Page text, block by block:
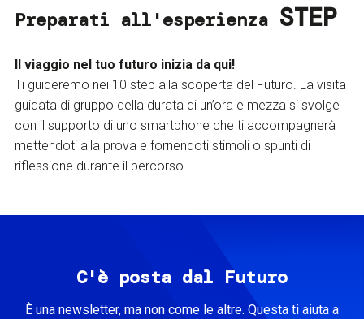
Preparati all'esperienza STEP
Il viaggio nel tuo futuro inizia da qui!
Ti guideremo nei 10 step alla scoperta del Futuro. La visita
guidata di gruppo della durata di un’ora e mezza si svolge
con il supporto di uno smartphone che ti accompagnerà
mettendoti alla prova e fornendoti stimoli o spunti di
riflessione durante il percorso.
C'è posta dal Futuro
È una newsletter, ma non come le altre. Questa ti aiuta a